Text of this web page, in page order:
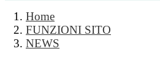
Home
FUNZIONI SITO
NEWS